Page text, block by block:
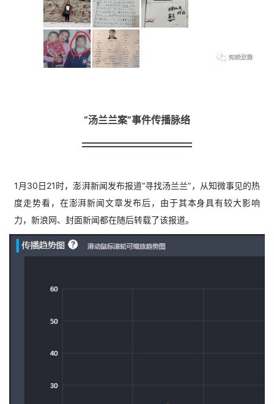
“汤兰兰案”事件传播脉络
1月30日21时，澎湃新闻发布报道“寻找汤兰兰”，从知微事见的热
度走势看，在澎湃新闻文章发布后，由于其本身具有较大影响
力，新浪网、封面新闻都在随后转载了该报道。